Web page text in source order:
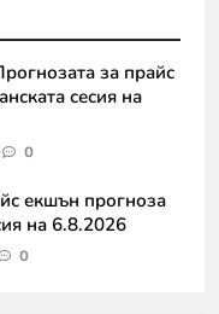
за прайс
сесия на
0
екшън прогноза
на 6.8.2026
0